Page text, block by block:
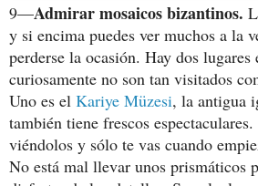
9—Admirar mosaicos bizantinos.
y si encima puedes ver muchos a la
perderse la ocasión. Hay dos lugares
curiosamente no son tan visitados
Uno es el Kariye Müzesi, la antigua
también tiene frescos
viéndolos y sólo te vas cuando
No está mal llevar unos prismáticos